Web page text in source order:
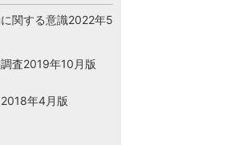
関する意識2022年5
査2019年10月版
年4月版